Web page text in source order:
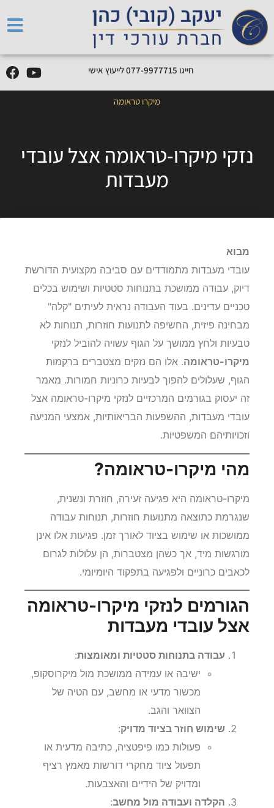
חייגו 077-9977715 לייעוץ אישי
מיקרו טראומה
נזקי מיקרו-טראומה אצל עובדי
מעבדות
מבוא
עובדי מעבדות מתמודדים עם סביבה מקצועית הדורשת
דיוק, עבודה ממושכת בתנוחות סטטיות ושימוש בכלים
טכניים עדינים. בעוד העבודה נראית לעיתים "קלה"
מבחינה פיזית, החשיפה לתנועות חוזרות, תנוחות לא
טבעיות ולחץ ממושך על הגוף עשויה להוביל לנזקי
מיקרו-טראומה. אלו הם נזקים מצטברים ברקמות
הגוף, שעלולים להפוך לבעיות כרוניות חמורות. מאמר
זה יעסוק בגורמים המרכזיים לנזקי מיקרו-טראומה אצל
עובדי מעבדות, ההשפעות הבריאותיות, אמצעי המניעה
וזכויותיהם המשפטיות.
מהי מיקרו-טראומה?
מיקרו-טראומה היא פגיעה זעירה, חוזרת ונשנית,
שנגרמת כתוצאה מתנועות חוזרות, תנוחות עבודה
ממושכות או שימוש בציוד לאורך זמן. פגיעות אלו אינן
מורגשות מיד, אך כשהן מצטברות, הן עלולות לגרום
לכאבים כרוניים ולפגיעה בתפקוד היומיומי.
הגורמים לנזקי מיקרו-טראומה
אצל עובדי מעבדות
עבודה בתנוחות סטטיות ומאומצות:
ישיבה או עמידה ממושכת מול מיקרוסקופ,
מכשור מדעי או מחשב, עם הטיה של
הצוואר והגב.
שימוש חוזר בציוד מדויק:
פעולות כמו פיפטציה, כתיבה מדעית או
תפעול ציוד מחקרי דורשות מאמץ רציף
ומדויק של הידיים והאצבעות.
הקלדה ועבודה מול מחשב: